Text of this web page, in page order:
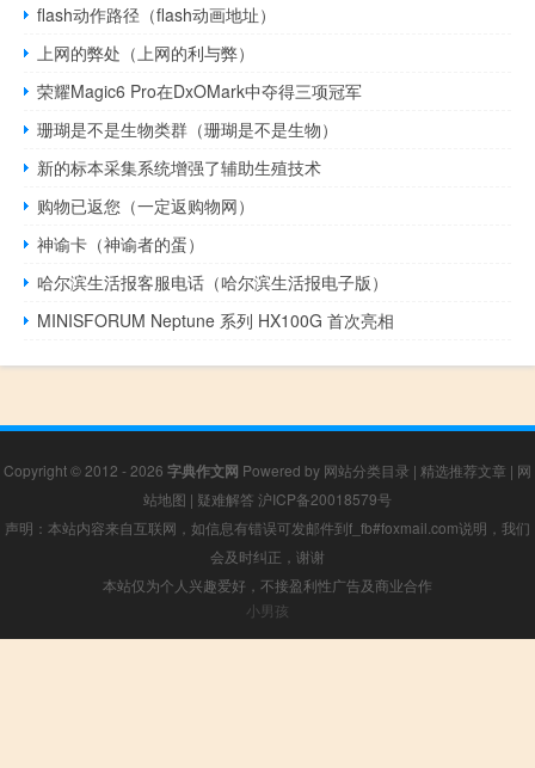
flash动作路径（flash动画地址）
上网的弊处（上网的利与弊）
荣耀Magic6 Pro在DxOMark中夺得三项冠军
珊瑚是不是生物类群（珊瑚是不是生物）
新的标本采集系统增强了辅助生殖技术
购物已返您（一定返购物网）
神谕卡（神谕者的蛋）
哈尔滨生活报客服电话（哈尔滨生活报电子版）
MINISFORUM Neptune 系列 HX100G 首次亮相
Copyright © 2012 - 2026 字典作文网 Powered by 网站分类目录 | 精选推荐文章 | 网
站地图 | 疑难解答 沪ICP备20018579号
声明：本站内容来自互联网，如信息有错误可发邮件到f_fb#foxmail.com说明，我们
会及时纠正，谢谢
本站仅为个人兴趣爱好，不接盈利性广告及商业合作
小男孩